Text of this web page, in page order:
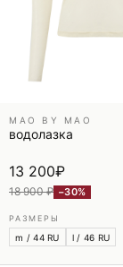
MAO BY MAO
водолазка
13 200₽
18 900 ₽ −30%
РАЗМЕРЫ
m / 44 RU l / 46 RU